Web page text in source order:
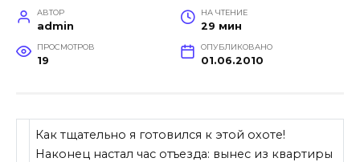
АВТОР
admin
НА ЧТЕНИЕ
29 мин
ПРОСМОТРОВ
19
ОПУБЛИКОВАНО
01.06.2010
Как тщательно я готовился к этой охоте!
Наконец настал час отъезда: вынес из квартиры